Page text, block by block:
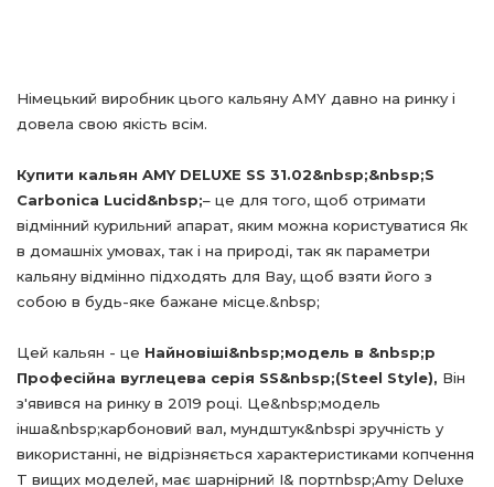
Німецький виробник цього кальянуAMY давно на ринку і
довела свою якість всім.
Купити кальян AMY DELUXE SS 31.02&nbsp;&nbsp;S
Carbonica Lucid&nbsp;– це для того, щоб отримати
відмінний курильний апарат, яким можна користуватися Як
в домашніх умовах, так і на природі, так як параметри
кальяну відмінно підходять для Вау, щоб взяти його з
собою в будь-яке бажане місце.&nbsp;
Цей кальян - це Найновіші&nbsp;модель в &nbsp;p
Професійна вуглецева серія SS&nbsp;(Steel Style), Він
з'явився на ринку в 2019 році. Це&nbsp;модель
інша&nbsp;карбоновий вал, мундштук&nbspі зручність у
використанні, не відрізняється характеристиками копчення
T вищих моделей, має шарнірний I& портnbsp;Amy Deluxe